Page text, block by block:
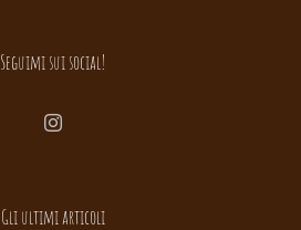
Seguimi sui social!
Gli ultimi articoli